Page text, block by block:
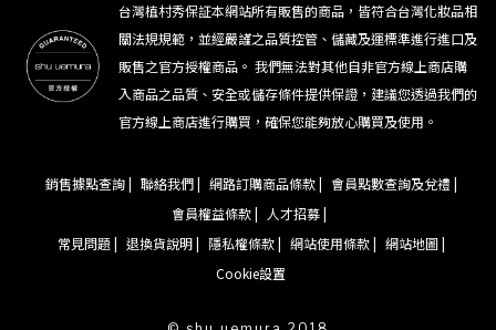
台灣植村秀保証本網站所有販售的商品，皆符合台灣化妝品相
關法規規範，並經嚴謹之品質控管、儲藏及運標準進行進口及
販售之官方授權商品。 我們無法對其他自非官方線上商店購
入商品之品質、安全或儲存條件提供保證，建議您透過我們的
官方線上商店進行購買，確保您能夠放心購買及使用。
銷售據點查詢 | 聯絡我們 | 網路訂購商品條款 | 會員點數查詢及兌禮 |
會員權益條款 |
人才招募 |
常見問題 | 退換貨說明 | 隱私權條款 | 網站使用條款 | 網站地圖 |
Cookie設置